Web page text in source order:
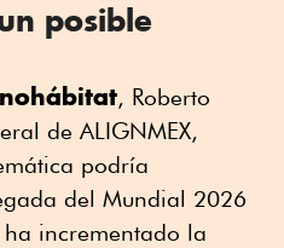
posible
, Roberto
de ALIGNMEX,
podría
del Mundial 2026
incrementado la